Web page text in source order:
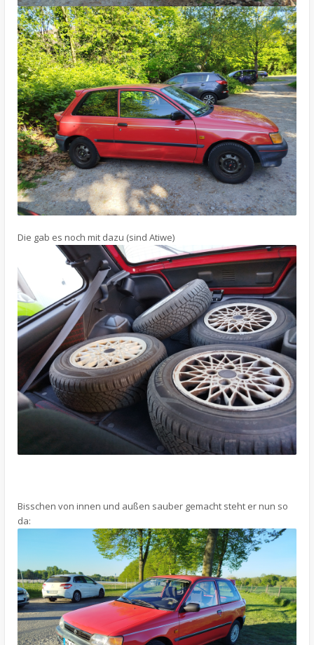
Die gab es noch mit dazu (sind Atiwe)
Bisschen von innen und außen sauber gemacht steht er nun so
da: